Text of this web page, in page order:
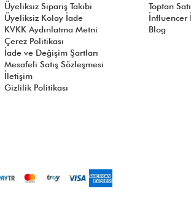
Üyeliksiz Sipariş Takibi
Üyeliksiz Kolay İade
KVKK Aydınlatma Metni
Çerez Politikası
İade ve Değişim Şartları
Mesafeli Satış Sözleşmesi
İletişim
Gizlilik Politikası
Toptan
İnfluencer
Blog